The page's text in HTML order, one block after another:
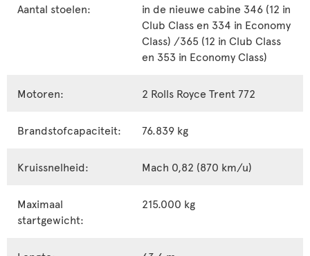
Aantal stoelen:
in de nieuwe cabine 346 (12 in
Club Class en 334 in Economy
Class) /365 (12 in Club Class
en 353 in Economy Class)
Motoren: 2 Rolls Royce Trent 772
Brandstofcapaciteit: 76.839 kg
Kruissnelheid: Mach 0,82 (870 km/u)
Maximaal
startgewicht:
215.000 kg